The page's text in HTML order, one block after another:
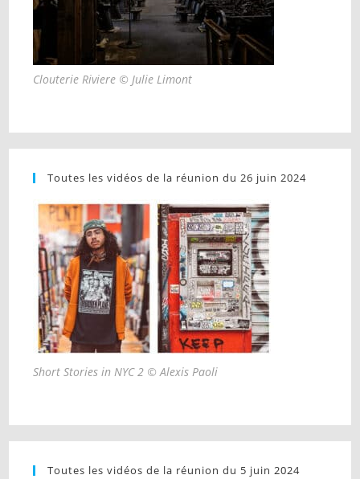
Clouterie Riviere © Julie Limont
Toutes les vidéos de la réunion du 26 juin 2024
Short Stories in NYC 2 © Alexis Paoli
Toutes les vidéos de la réunion du 5 juin 2024